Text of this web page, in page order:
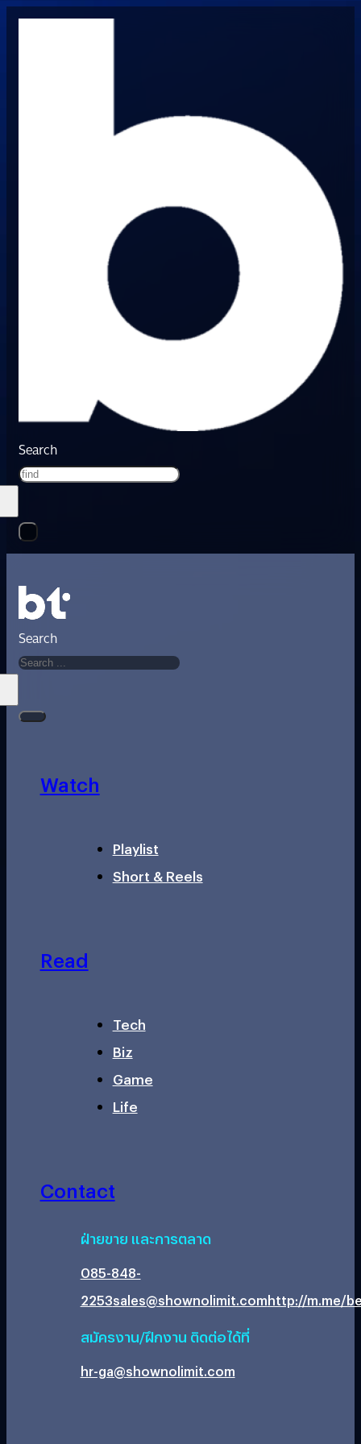
Search
Search
Watch
Playlist
Short & Reels
Read
Tech
Biz
Game
Life
Contact
ฝ่ายขาย และการตลาด
085-848-
2253sales@shownolimit.comhttp://m.me/
สมัครงาน/ฝึกงาน ติดต่อได้ที่
hr-ga@shownolimit.com